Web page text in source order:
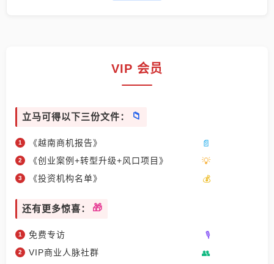
VIP 会员
立马可得以下三份文件：
《越南商机报告》
《创业案例+转型升级+风口项目》
《投资机构名单》
还有更多惊喜：
免费专访
VIP商业人脉社群